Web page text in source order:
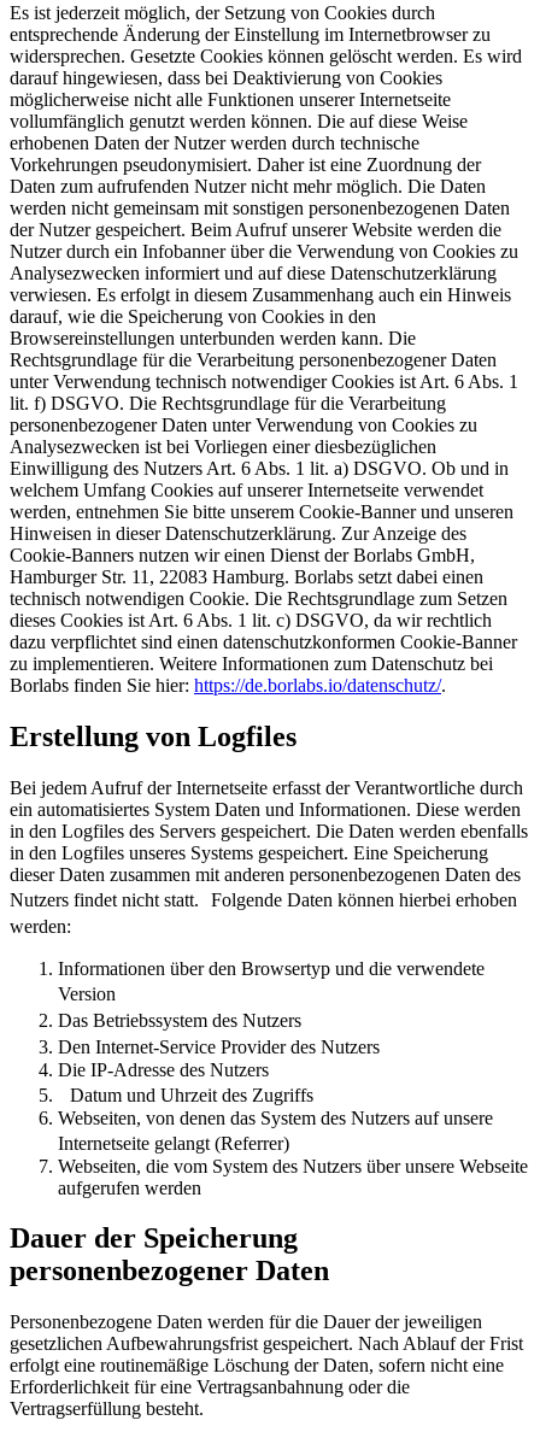
Es ist jederzeit möglich, der Setzung von Cookies durch
entsprechende Änderung der Einstellung im Internetbrowser zu
widersprechen. Gesetzte Cookies können gelöscht werden. Es wird
darauf hingewiesen, dass bei Deaktivierung von Cookies
möglicherweise nicht alle Funktionen unserer Internetseite
vollumfänglich genutzt werden können. Die auf diese Weise
erhobenen Daten der Nutzer werden durch technische
Vorkehrungen pseudonymisiert. Daher ist eine Zuordnung der
Daten zum aufrufenden Nutzer nicht mehr möglich. Die Daten
werden nicht gemeinsam mit sonstigen personenbezogenen Daten
der Nutzer gespeichert. Beim Aufruf unserer Website werden die
Nutzer durch ein Infobanner über die Verwendung von Cookies zu
Analysezwecken informiert und auf diese Datenschutzerklärung
verwiesen. Es erfolgt in diesem Zusammenhang auch ein Hinweis
darauf, wie die Speicherung von Cookies in den
Browsereinstellungen unterbunden werden kann. Die
Rechtsgrundlage für die Verarbeitung personenbezogener Daten
unter Verwendung technisch notwendiger Cookies ist Art. 6 Abs. 1
lit. f) DSGVO. Die Rechtsgrundlage für die Verarbeitung
personenbezogener Daten unter Verwendung von Cookies zu
Analysezwecken ist bei Vorliegen einer diesbezüglichen
Einwilligung des Nutzers Art. 6 Abs. 1 lit. a) DSGVO. Ob und in
welchem Umfang Cookies auf unserer Internetseite verwendet
werden, entnehmen Sie bitte unserem Cookie-Banner und unseren
Hinweisen in dieser Datenschutzerklärung. Zur Anzeige des
Cookie-Banners nutzen wir einen Dienst der Borlabs GmbH,
Hamburger Str. 11, 22083 Hamburg. Borlabs setzt dabei einen
technisch notwendigen Cookie. Die Rechtsgrundlage zum Setzen
dieses Cookies ist Art. 6 Abs. 1 lit. c) DSGVO, da wir rechtlich
dazu verpflichtet sind einen datenschutzkonformen Cookie-Banner
zu implementieren. Weitere Informationen zum Datenschutz bei
Borlabs finden Sie hier: https://de.borlabs.io/datenschutz/.
Erstellung von Logfiles
Bei jedem Aufruf der Internetseite erfasst der Verantwortliche durch
ein automatisiertes System Daten und Informationen. Diese werden
in den Logfiles des Servers gespeichert. Die Daten werden ebenfalls
in den Logfiles unseres Systems gespeichert. Eine Speicherung
dieser Daten zusammen mit anderen personenbezogenen Daten des
Nutzers findet nicht statt. Folgende Daten können hierbei erhoben
werden:
Informationen über den Browsertyp und die verwendete
Version
Das Betriebssystem des Nutzers
Den Internet-Service Provider des Nutzers
Die IP-Adresse des Nutzers
Datum und Uhrzeit des Zugriffs
Webseiten, von denen das System des Nutzers auf unsere
Internetseite gelangt (Referrer)
Webseiten, die vom System des Nutzers über unsere Webseite
aufgerufen werden
Dauer der Speicherung
personenbezogener Daten
Personenbezogene Daten werden für die Dauer der jeweiligen
gesetzlichen Aufbewahrungsfrist gespeichert. Nach Ablauf der Frist
erfolgt eine routinemäßige Löschung der Daten, sofern nicht eine
Erforderlichkeit für eine Vertragsanbahnung oder die
Vertragserfüllung besteht.